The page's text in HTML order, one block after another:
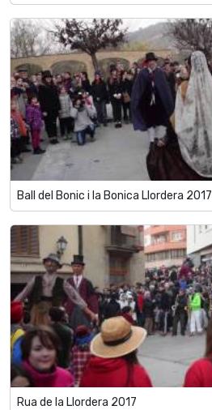
Ball del Bonic i la Bonica Llordera 2017
Rua de la Llordera 2017